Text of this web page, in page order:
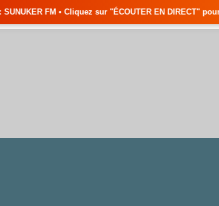
Cliquez sur "ÉCOUTER EN DIRECT" pour suivre nos